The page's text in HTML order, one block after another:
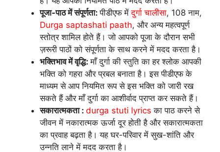
पूजा-पाठ में संपूर्णता:पीडीएफ मेंदुर्गा चालीसा, 108 नाम,
Durga saptashati paath, और अन्य महत्वपूर्ण
स्तोत्र शामिल होते हैं। जो आपको पूजा के दौरान सभी
ज़रूरी पाठों को संपूर्णता के साथ करने में मदद करता है।
भक्तिभाव में वृद्धि:माँ दुर्गा की स्तुति का हर श्लोक आपकी
भक्ति को गहरा और प्रबल बनाता है। इस पीडीएफ के
माध्यम से आप नियमित रूप से इस भक्ति को जारी रख
सकते हैं और माँ दुर्गा का आशीर्वाद प्राप्त कर सकते हैं।
सकारात्मकता : durga stuti lyrics का पाठ करने से
जीवन में नकारात्मक ऊर्जा दूर होती है और सकारात्मकता
का प्रवाह बढ़ता है। यह घर-परिवार में सुख-शांति और
उन्नति लाने में मदद करता है।